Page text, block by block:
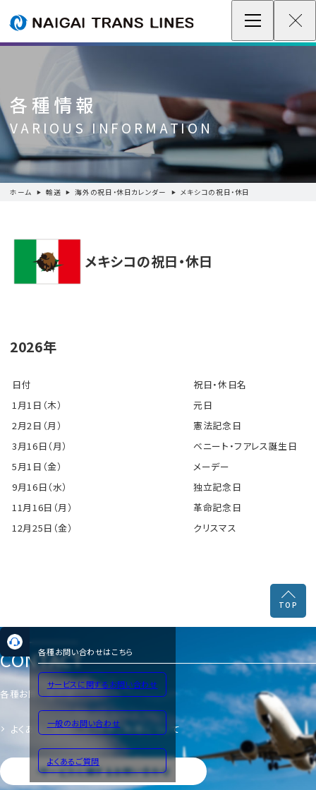
サステナビリティ
よくあるご質問
企業情報 / グローバルネットワーク
事業案内
各種情報
最新情報
お問い合わせ / お見積り
各種情報
VARIOUS INFORMATION
ホーム 輸送 海外の祝日・休日カレンダー メキシコの祝日・休日
メキシコの祝日・休日
2026年
日付
祝日・休日名
1月1日（木）
元日
2月2日（月）
憲法記念日
3月16日（月）
ベニート・フアレス誕生日
5月1日（金）
メーデー
9月16日（水）
独立記念日
11月16日（月）
革命記念日
12月25日（金）
クリスマス
TOP
各種お問い合わせはこちら
サービスに関するお問い合わせ
一般のお問い合わせ
よくあるご質問
CONTACT
各種お問い合わせ
よくあるご質問 サイトのご利用について
サービスに関するお問い合わせ